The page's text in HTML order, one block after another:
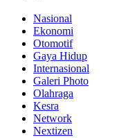
Nasional
Ekonomi
Otomotif
Gaya Hidup
Internasional
Galeri Photo
Olahraga
Kesra
Network
Nextizen